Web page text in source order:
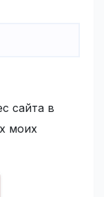
сайта в
моих